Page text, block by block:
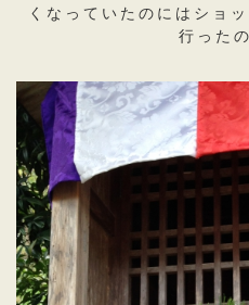
くなっていたのにはショ
行った